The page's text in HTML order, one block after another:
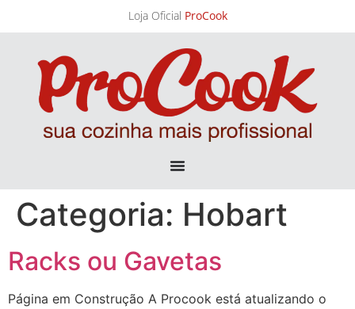
Loja Oficial ProCook
Categoria: Hobart
Racks ou Gavetas
Página em Construção A Procook está atualizando o